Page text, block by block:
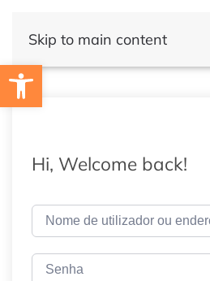
Skip to main content
Hi, Welcome back!
Open toolbar